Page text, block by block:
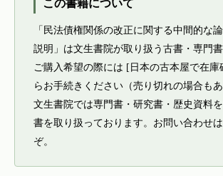
この書籍について
「民法債権関係の改正に関する中間的な
説明」は文生書院が取り扱う古書・専門書
ご購入希望の際には [日本の古本屋で在
らお手続きください（売り切れの場合もあ
文生書院では専門書・研究書・歴史資料
書を取り扱っております。お問い合わせ
ぞ。